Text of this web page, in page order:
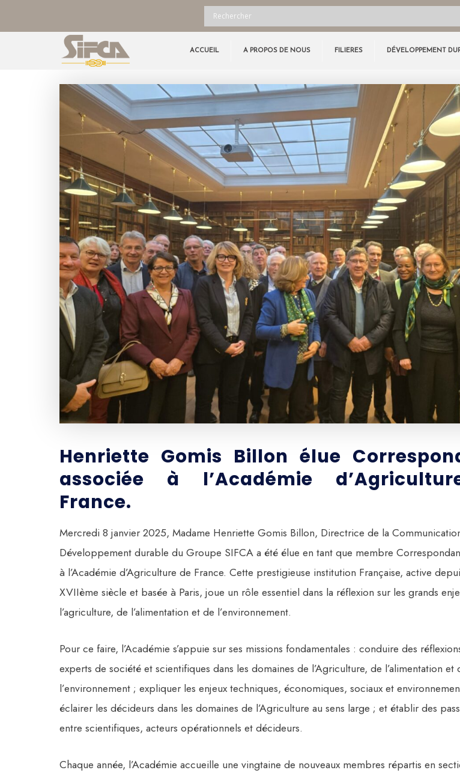
ACCUEIL A PROPOS DE NOUS FILIERES DÉVELOPPEMENT
Henriette Gomis Billon élue
associée à l’Académie
France.
Mercredi 8 janvier 2025, Madame Henriette Gomis Billon, Directrice de la
Développement durable du Groupe SIFCA a été élue en tant que membre
à l’Académie d’Agriculture de France. Cette prestigieuse institution Française, active
XVIIème siècle et basée à Paris, joue un rôle essentiel dans la réflexion sur les grands
l’agriculture, de l’alimentation et de l’environnement.
Pour ce faire, l’Académie s’appuie sur ses missions fondamentales : conduire des
experts de société et scientifiques dans les domaines de l’Agriculture, de l’alimentation et
l’environnement ; expliquer les enjeux techniques, économiques, sociaux et
éclairer les décideurs dans les domaines de l’Agriculture au sens large ; et établir des
entre scientifiques, acteurs opérationnels et décideurs.
Chaque année, l’Académie accueille une vingtaine de nouveaux membres répartis en